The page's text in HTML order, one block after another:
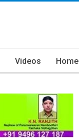
Videos Home